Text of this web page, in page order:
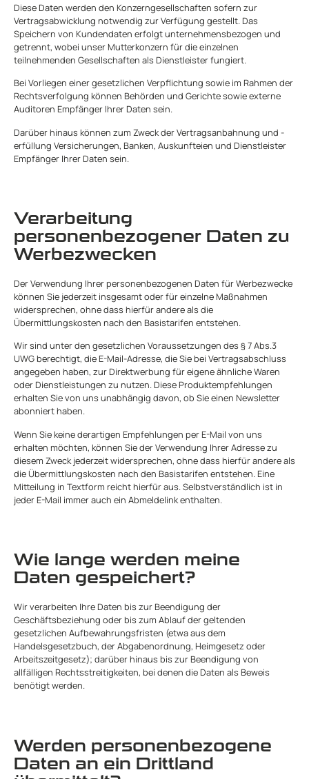
Diese Daten werden den Konzerngesellschaften sofern zur
Vertragsabwicklung notwendig zur Verfügung gestellt. Das
Speichern von Kundendaten erfolgt unternehmensbezogen und
getrennt, wobei unser Mutterkonzern für die einzelnen
teilnehmenden Gesellschaften als Dienstleister fungiert.
Bei Vorliegen einer gesetzlichen Verpflichtung sowie im Rahmen der
Rechtsverfolgung können Behörden und Gerichte sowie externe
Auditoren Empfänger Ihrer Daten sein.
Darüber hinaus können zum Zweck der Vertragsanbahnung und -
erfüllung Versicherungen, Banken, Auskunfteien und Dienstleister
Empfänger Ihrer Daten sein.
Verarbeitung
personenbezogener Daten zu
Werbezwecken
Der Verwendung Ihrer personenbezogenen Daten für Werbezwecke
können Sie jederzeit insgesamt oder für einzelne Maßnahmen
widersprechen, ohne dass hierfür andere als die
Übermittlungskosten nach den Basistarifen entstehen.
Wir sind unter den gesetzlichen Voraussetzungen des § 7 Abs.3
UWG berechtigt, die E-Mail-Adresse, die Sie bei Vertragsabschluss
angegeben haben, zur Direktwerbung für eigene ähnliche Waren
oder Dienstleistungen zu nutzen. Diese Produktempfehlungen
erhalten Sie von uns unabhängig davon, ob Sie einen Newsletter
abonniert haben.
Wenn Sie keine derartigen Empfehlungen per E-Mail von uns
erhalten möchten, können Sie der Verwendung Ihrer Adresse zu
diesem Zweck jederzeit widersprechen, ohne dass hierfür andere als
die Übermittlungskosten nach den Basistarifen entstehen. Eine
Mitteilung in Textform reicht hierfür aus. Selbstverständlich ist in
jeder E-Mail immer auch ein Abmeldelink enthalten.
Wie lange werden meine
Daten gespeichert?
Wir verarbeiten Ihre Daten bis zur Beendigung der
Geschäftsbeziehung oder bis zum Ablauf der geltenden
gesetzlichen Aufbewahrungsfristen (etwa aus dem
Handelsgesetzbuch, der Abgabenordnung, Heimgesetz oder
Arbeitszeitgesetz); darüber hinaus bis zur Beendigung von
allfälligen Rechtsstreitigkeiten, bei denen die Daten als Beweis
benötigt werden.
Werden personenbezogene
Daten an ein Drittland